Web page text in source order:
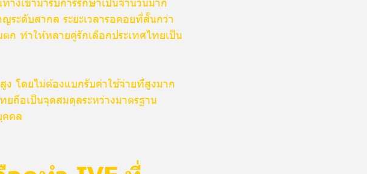
ะดับสากล ระยะเวลารอคอยที่สั้นกว่า
ก ทำให้หลายคู่รักเลือกประเทศไทยเป็น
โดยไม่ต้องแบกรับค่าใช้จ่ายที่สูงมาก
ยถือเป็นจุดสมดุลระหว่างมาตรฐาน
คคล